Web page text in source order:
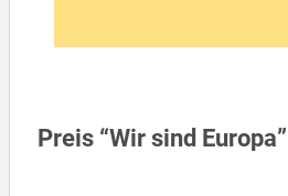
Preis “Wir sind Europa”